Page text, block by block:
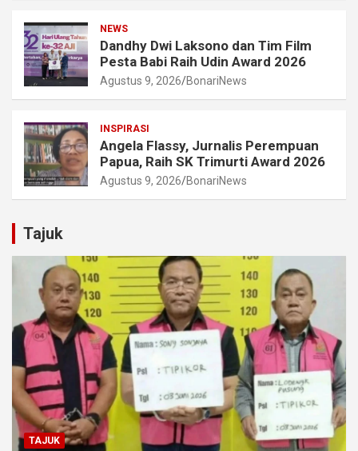
NEWS
Dandhy Dwi Laksono dan Tim Film
Pesta Babi Raih Udin Award 2026
Agustus 9, 2026 BonariNews
INSPIRASI
Angela Flassy, Jurnalis Perempuan
Papua, Raih SK Trimurti Award 2026
Agustus 9, 2026 BonariNews
Tajuk
TAJUK